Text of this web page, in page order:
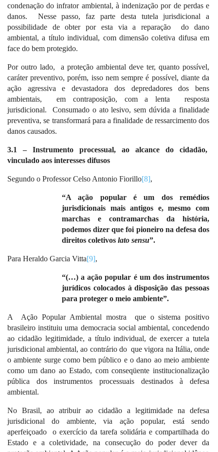
condenação do infrator ambiental, à indenização por de perdas e
danos.
Nesse passo, faz parte desta tutela jurisdicional a
possibilidade de obter por esta via a reparação
do dano
ambiental, a título individual, com dimensão coletiva difusa em
face do bem protegido.
Por outro lado,
a proteção ambiental deve ter, quanto possível,
caráter preventivo, porém, isso nem sempre é possível, diante da
ação agressiva e devastadora dos depredadores dos bens
ambientais,
em contraposição, com a lenta
resposta
jurisdicional.
Consumado o ato lesivo, sem dúvida a finalidade
preventiva, se transformará para a finalidade de ressarcimento dos
danos causados.
3.1 – Instrumento processual, ao alcance do cidadão,
vinculado aos interesses difusos
Segundo o Professor Celso Antonio Fiorillo[8],
“A ação popular é um dos remédios
jurisdicionais mais antigos e, mesmo com
marchas e contramarchas da história,
podemos dizer que foi pioneiro na defesa dos
direitos coletivos lato sensu”.
Para Heraldo Garcia Vitta[9],
“(…) a ação popular é um dos instrumentos
jurídicos colocados à disposição das pessoas
para proteger o meio ambiente”.
A Ação Popular Ambiental mostra
que o sistema positivo
brasileiro instituiu uma democracia social ambiental, concedendo
ao cidadão legitimidade, a título individual, de exercer a tutela
jurisdicional ambiental, ao contrário do que vigora na Itália, onde
o ambiente surge como bem público e o dano ao meio ambiente
como um dano ao Estado, com conseqüente institucionalização
pública dos instrumentos processuais destinados à defesa
ambiental.
No Brasil, ao atribuir ao cidadão a legitimidade na defesa
jurisdicional do ambiente, via ação popular, está sendo
aperfeiçoado
o exercício da tarefa solidária e compartilhada do
Estado e a coletividade, na consecução do poder dever da